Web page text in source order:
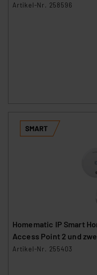
Artikel-Nr. 258596
Homematic IP Smart
Access Point 2 und
Artikel-Nr. 255403